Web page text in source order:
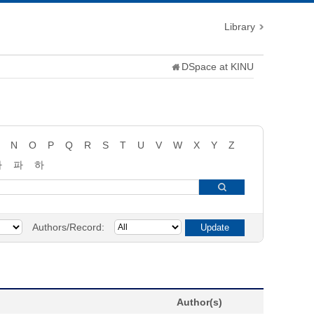
Library
DSpace at KINU
N O P Q R S T U V W X Y
Z
파
하
Authors/Record:
Author(s)